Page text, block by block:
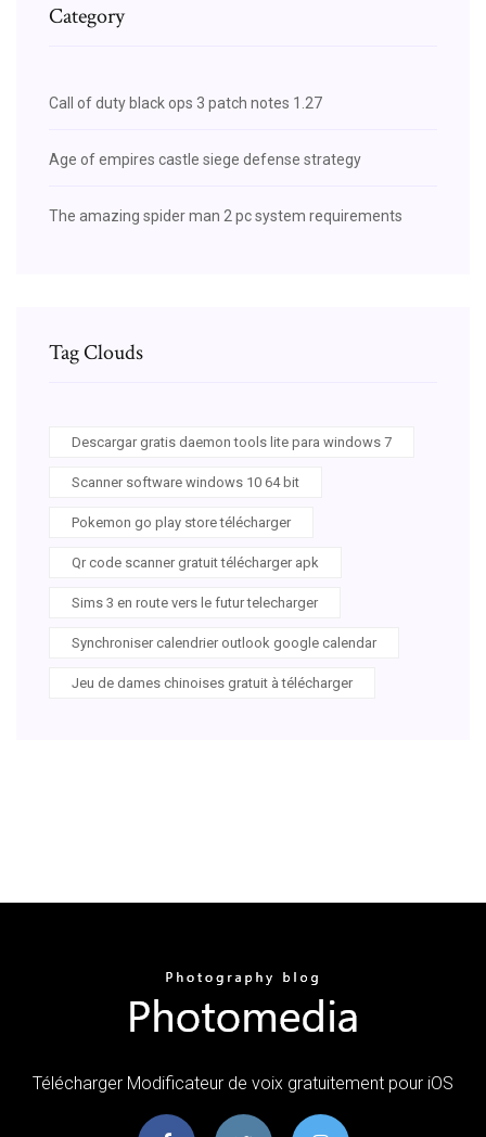
Category
Call of duty black ops 3 patch notes 1.27
Age of empires castle siege defense strategy
The amazing spider man 2 pc system requirements
Tag Clouds
Descargar gratis daemon tools lite para windows 7
Scanner software windows 10 64 bit
Pokemon go play store télécharger
Qr code scanner gratuit télécharger apk
Sims 3 en route vers le futur telecharger
Synchroniser calendrier outlook google calendar
Jeu de dames chinoises gratuit à télécharger
Télécharger Modificateur de voix gratuitement pour iOS